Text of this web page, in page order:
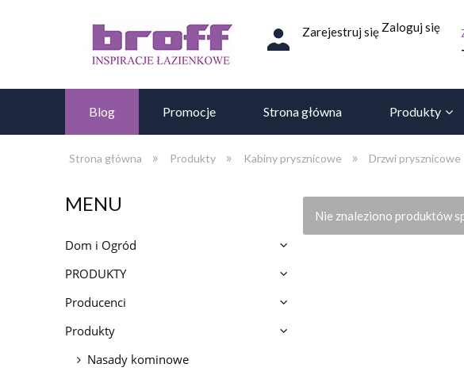
Zarejestruj się Zaloguj się
Blog Promocje Strona główna Produkty
Strona główna » Produkty » Kabiny prysznicowe » Drzwi prysznicowe
MENU
Dom i Ogród
PRODUKTY
Producenci
Produkty
Nasady kominowe
Nie znaleziono produktów